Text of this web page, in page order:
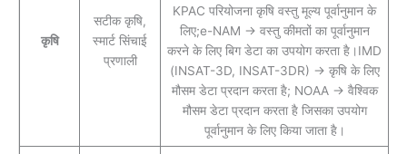
कृषि
सटीक कृषि,
स्मार्ट सिंचाई
प्रणाली
KPAC परियोजना कृषि वस्तु मूल्य पूर्वानुमान के
लिए;e-NAM → वस्तु कीमतों का पूर्वानुमान
करने के लिए बिग डेटा का उपयोग करता है।IMD
(INSAT-3D, INSAT-3DR) → कृषि के लिए
मौसम डेटा प्रदान करता है; NOAA → वैश्विक
मौसम डेटा प्रदान करता है जिसका उपयोग
पूर्वानुमान के लिए किया जाता है।